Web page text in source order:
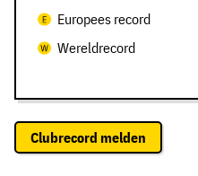
Europees record
Wereldrecord
Clubrecord melden